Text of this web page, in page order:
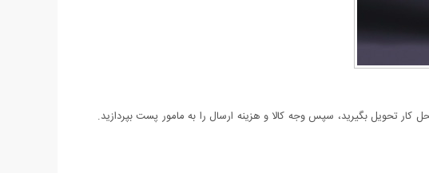
تحویل بگیرید، سپس وجه کالا و هزینه ارسال را به مامور پست بپردازید.